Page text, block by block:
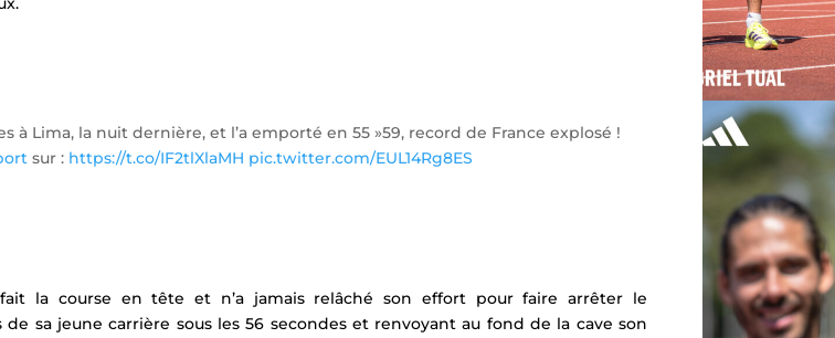
à Lima, la nuit dernière, et l’a emporté en 55 »59, record de France explosé !
sur : https://t.co/IF2tlXlaMH pic.twitter.com/EUL14Rg8ES
la course en tête et n’a jamais relâché son effort pour faire arrêter le
sa jeune carrière sous les 56 secondes et renvoyant au fond de la cave son